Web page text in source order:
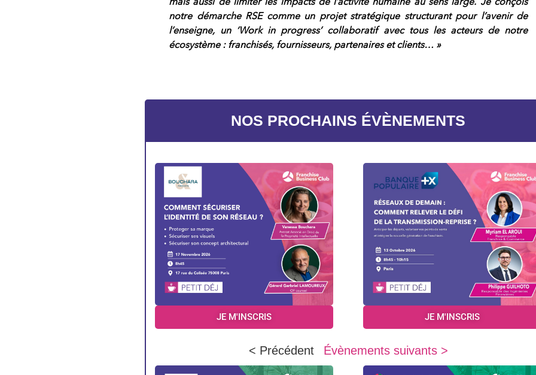
notre démarche RSE comme un projet stratégique structurant pour l’avenir de
l’enseigne, un ‘Work in progress’ collaboratif avec tous les acteurs de notre
écosystème : franchisés, fournisseurs, partenaires et clients… »
NOS PROCHAINS ÉVÈNEMENTS
JE M'INSCRIS JE M'INSCRIS
< Précédent Évènements suivants >